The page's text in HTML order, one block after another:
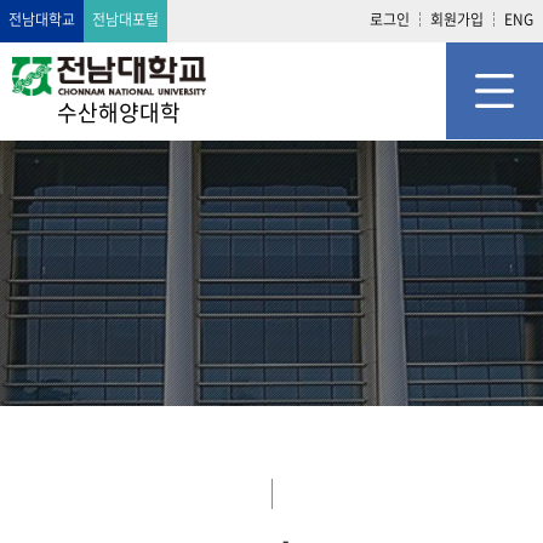
전남대학교 전남대포털 로그인 회원가입 ENG
수산해양대학